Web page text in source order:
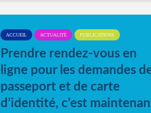
ACCUEIL ACTUALITÉ PUBLICATIONS
Prendre rendez-vous en
ligne pour les demandes
passeport et de carte
d’identité, c’est